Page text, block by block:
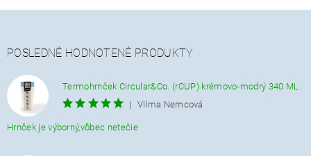
POSLEDNÉ HODNOTENÉ PRODUKTY
Termohrnček Circular&Co. (rCUP) krémovo-modrý 340 ML.
|
Vilma Nemcová
Hrnček je výborný,vôbec netečie